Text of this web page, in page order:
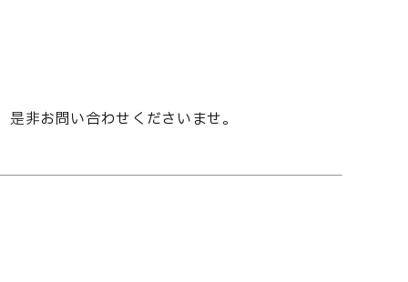
非お問い合わせくださいませ。